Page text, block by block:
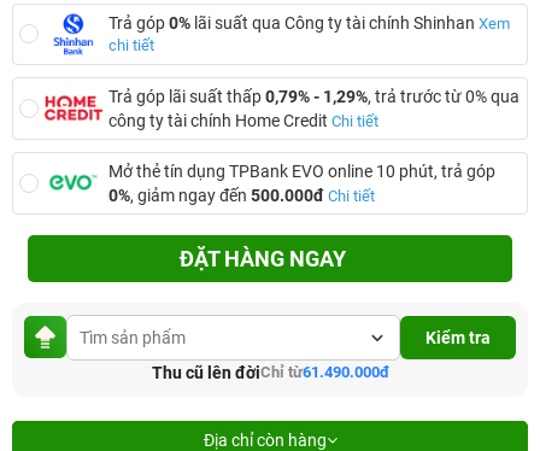
Trả góp0% lãi suất qua Công ty tài chính Shinhan Xem
chi tiết
Trả góp lãi suất thấp0,79% - 1,29%, trả trước từ 0% qua
công ty tài chính Home Credit Chi tiết
Mở thẻ tín dụng TPBank EVO online 10 phút, trả góp
0%, giảm ngay đến 500.000đ Chi tiết
ĐẶT HÀNG NGAY
Kiểm tra
Thu cũ lên đờiChỉ từ61.490.000đ
Địa chỉ còn hàng